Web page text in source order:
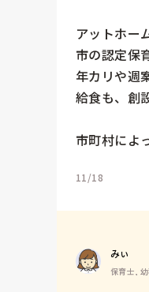
アットホー
市の認定保
年カリや週
給食も、創
市町村によ
11/18
みぃ
保育士,